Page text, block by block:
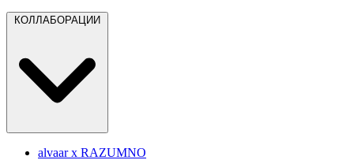
alvaar x RAZUMNO